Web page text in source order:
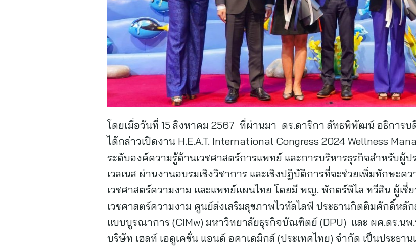
โดยเมื่อวันที่ 15 สิงหาคม 2567 ที่ผ่านมา ดร.ดาริกา ลัทธพิพัฒน์ อธิการ
ได้กล่าวเปิดงาน H.E.A.T. International Congress 2024 Wellness
ระดับองค์ความรู้ด้านเวชศาสตร์การแพทย์ และการบริหารธุรกิจสำหรับผู้ป
เวลเนส ผ่านงานอบรมเชิงวิชาการ และเชิงปฏิบัติการที่จะช่วยเพิ่มทักษะค
เวชศาสตร์ความงาม และแพทย์แผนไทย โดยมี พญ. พักตร์พิไล ทวีสิน ผู้เชี่
เวชศาสตร์ความงาม ศูนย์ส่งเสริมสุขภาพไวทัลไลฟ์ ประธานกิตติมศักดิ์
แบบบูรณาการ (CIMw) มหาวิทยาลัยธุรกิจบัณฑิตย์ (DPU) และ ผศ.ดร.น
บริษัท เฮลท์ เอดูเคชั่น แอนด์ อคาเดมิกส์ (ประเทศไทย) จำกัด เป็นประธาน